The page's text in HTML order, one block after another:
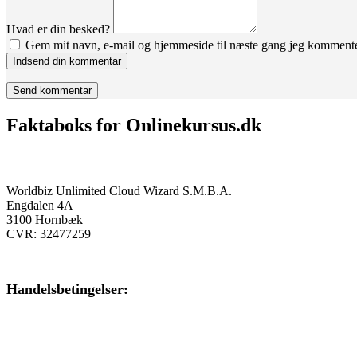
Hvad er din besked?
Gem mit navn, e-mail og hjemmeside til næste gang jeg
Indsend din kommentar
Faktaboks for Onlinekursus.dk
Worldbiz Unlimited Cloud Wizard S.M.B.A.
Engdalen 4A
3100 Hornbæk
CVR: 32477259
Handelsbetingelser: